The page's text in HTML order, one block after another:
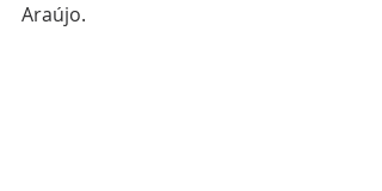
Araújo.